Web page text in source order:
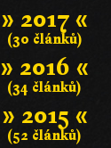
» 2017 «
(30 článků)
» 2016 «
(34 článků)
» 2015 «
(52 článků)